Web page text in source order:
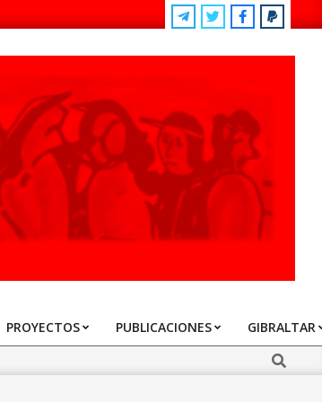
PROYECTOS PUBLICACIONES GIBRALTAR
Search